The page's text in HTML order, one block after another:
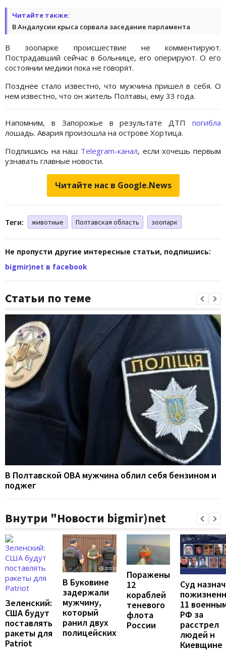
Читайте также:
В Андалусии крыса сорвала заседание парламента
В зоопарке происшествие не комментируют.
Пострадавший сейчас в больнице, его оперируют. О его
состоянии медики пока не говорят.
Позднее стало известно, что мужчина пришел в себя. О
нем известно, что он житель Полтавы, ему 33 года.
Напомним, в Запорожье в результате ДТП погибла
лошадь. Авария произошла на острове Хортица.
Подпишись на наш Telegram-канал, если хочешь первым
узнавать главные новости.
Читайте нас в Google.News
Теги: животные Полтавская область зоопарк
Не пропусти другие интересные статьи, подпишись:
bigmir)net в facebook
Статьи по теме
В Полтавской ОВА мужчина облил себя бензином и
поджег
Внутри "Новости bigmir)net
Зеленский:
США будут
поставлять
ракеты для
Patriot
В Буковине
задержали
мужчину,
который
ранил двух
полицейских
Поражены
12
кораблей
теневого
флота
России
Суд
11
РФ за
расстрел
людей н
Киевщине